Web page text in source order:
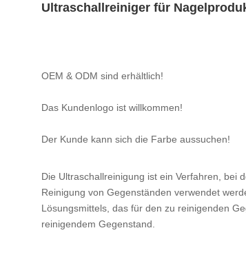
Ultraschallreiniger für
OEM & ODM sind erhältlich!
Das Kundenlogo ist willkommen!
Der Kunde kann sich die Farbe aussuchen!
Die Ultraschallreinigung ist ein Verfahren, bei
Reinigung von Gegenständen verwendet
Lösungsmittels, das für den zu reinigenden
reinigendem Gegenstand.